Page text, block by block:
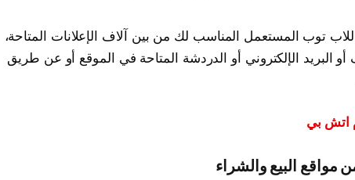
توب المستعمل المناسب لك من بين آلاف الإعلانات المتاحة،
أو البريد الإلكتروني أو الدردشة المتاحة في الموقع أو عن طريق
اتش بي
البيع والشراء